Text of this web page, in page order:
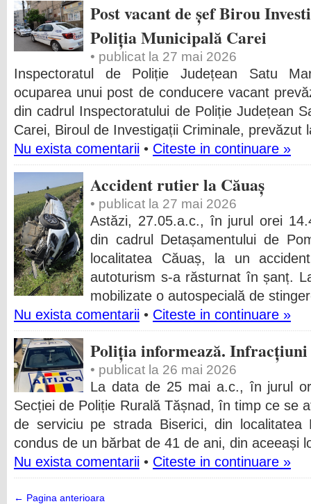
Post vacant de șef Birou
Poliția Municipală Carei
• publicat la 27 mai 2026
Inspectoratul de Poliție Județean Satu
ocuparea unui post de conducere vacant
din cadrul Inspectoratului de Poliție Județean
Carei, Biroul de Investigații Criminale, prevăzut
Nu exista comentarii • Citeste in continuare »
Accident rutier la Căuaș
• publicat la 27 mai 2026
Astăzi, 27.05.a.c., în jurul orei
din cadrul Detașamentului de
localitatea Căuaș, la un
autoturism s-a răsturnat în șanț.
mobilizate o autospecială de
Nu exista comentarii • Citeste in continuare »
Poliția informează.
• publicat la 26 mai 2026
La data de 25 mai a.c., în jurul
Secției de Poliție Rurală Tășnad, în timp ce se
de serviciu pe strada Biserici, din
condus de un bărbat de 41 de ani, din aceeași
Nu exista comentarii • Citeste in continuare »
← Pagina anterioara